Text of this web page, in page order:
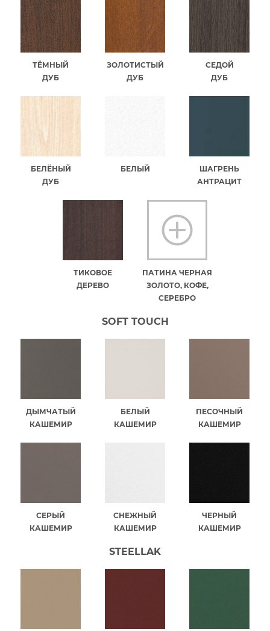
ТЁМНЫЙ
ДУБ
ЗОЛОТИСТЫЙ
ДУБ
СЕДОЙ
ДУБ
БЕЛЁНЫЙ
ДУБ
БЕЛЫЙ
ШАГРЕНЬ
АНТРАЦИТ
ТИКОВОЕ
ДЕРЕВО
ПАТИНА ЧЕРНАЯ
ЗОЛОТО, КОФЕ,
СЕРЕБРО
SOFT TOUCH
ДЫМЧАТЫЙ
КАШЕМИР
БЕЛЫЙ
КАШЕМИР
ПЕСОЧНЫЙ
КАШЕМИР
СЕРЫЙ
КАШЕМИР
СНЕЖНЫЙ
КАШЕМИР
ЧЕРНЫЙ
КАШЕМИР
STEELLAK